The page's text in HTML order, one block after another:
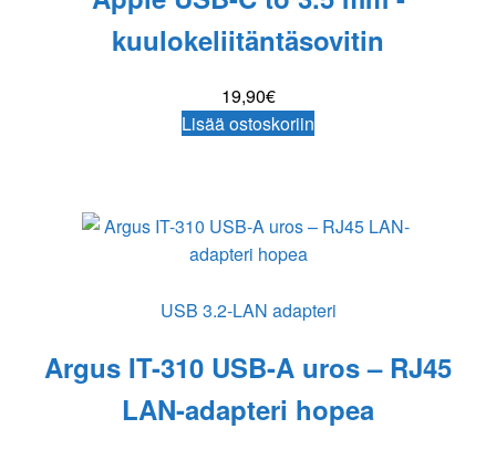
kuulokeliitäntäsovitin
19,90€
Lisää ostoskoriin
USB 3.2-LAN adapteri
Argus IT-310 USB-A uros – RJ45
LAN-adapteri hopea